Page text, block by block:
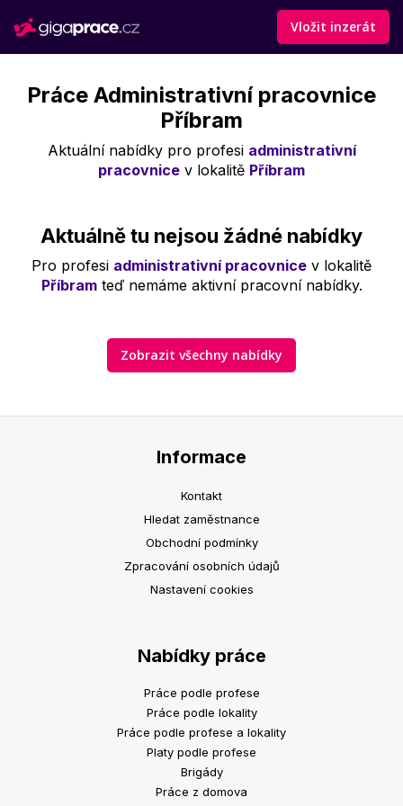
Vložit inzerát
Práce Administrativní pracovnice
Příbram
Aktuální nabídky pro profesi administrativní
pracovnice v lokalitě Příbram
Aktuálně tu nejsou žádné nabídky
Pro profesi administrativní pracovnice v lokalitě
Příbramteď nemáme aktivní pracovní nabídky.
Zobrazit všechny nabídky
Informace
Kontakt
Hledat zaměstnance
Obchodní podmínky
Zpracování osobních údajů
Nastavení cookies
Nabídky práce
Práce podle profese
Práce podle lokality
Práce podle profese a lokality
Platy podle profese
Brigády
Práce z domova